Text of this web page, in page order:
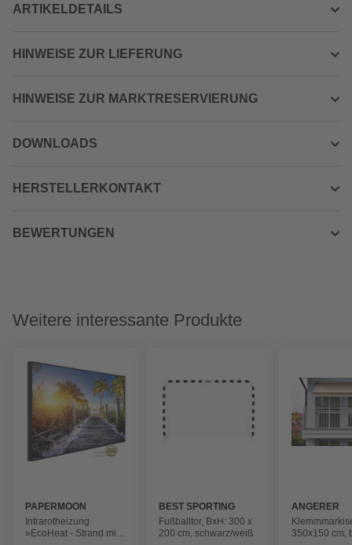
ARTIKELDETAILS
HINWEISE ZUR LIEFERUNG
HINWEISE ZUR MARKTRESERVIERUNG
DOWNLOADS
HERSTELLERKONTAKT
BEWERTUNGEN
Weitere interessante Produkte
PAPERMOON
Infrarotheizung
»EcoHeat - Strand mit
BEST SPORTING
Fußballtor, BxH: 300 x
200 cm, schwarz/weiß
ANGERER
350x150 cm,